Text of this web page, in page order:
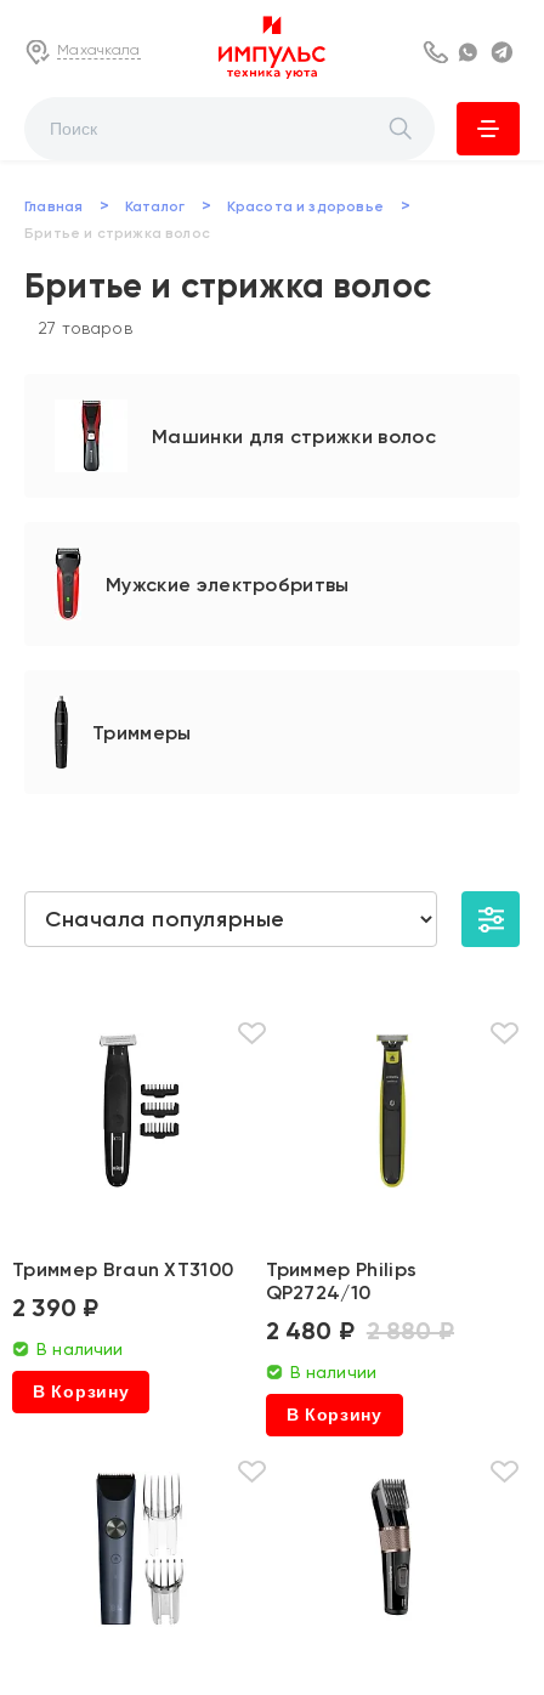
Махачкала 8 800 222 63
Главная > Каталог > Красота и здоровье >
Бритье и стрижка волос
Бритье и стрижка волос
27 товаров
Машинки для стрижки волос
Мужские электробритвы
Триммеры
Триммер Braun XT3100
2 390 ₽
В наличии
В Корзину
Триммер Philips
QP2724/10
2 480 ₽ 2 880 ₽
В наличии
В Корзину